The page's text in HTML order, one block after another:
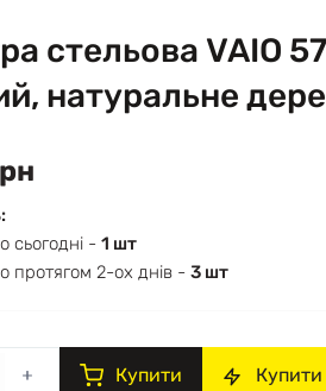
стельова VAIO
натуральне
сьогодні - 1 шт
протягом 2-ох днів - 3 шт
Купити Купити